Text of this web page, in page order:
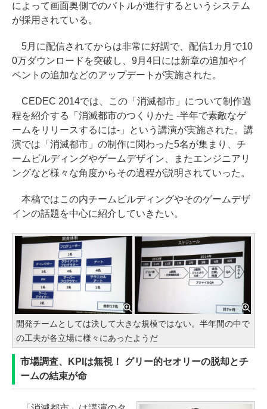
によって画面奥側でのバトルが進行するというシステム
が採用されている。
5月に配信されてからは非常に好調で、配信1カ月で10
0万ダウンロードを突破し、9月4日には新章の追加やイ
ベントの追加などのアップデートが実施された。
CEDEC 2014では、この「消滅都市」について制作過
程を紹介する「消滅都市のつくりかた -半年で素敵なゲ
ームをリリースするには-」という講演が実施された。講
演では「消滅都市」の制作に関わった5名が集まり、チ
ームビルディングやゲームデザイン、またエンジニアリ
ングなど様々な角度からその過程が説明されていった。
本稿ではこの内チームビルディングやそのゲームデザ
インの話題を中心に紹介していきたい。
開発チームとしては決して大きな規模ではない。半年間の中で
の工夫が各立場に様々にあったようだ
市場調査、KPIは無視！ グリー的セオリーの脱却とチ
ームの結束が命